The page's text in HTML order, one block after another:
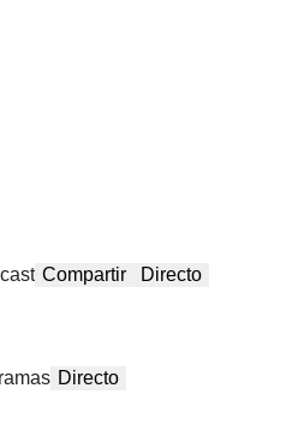
Compartir Directo
Directo